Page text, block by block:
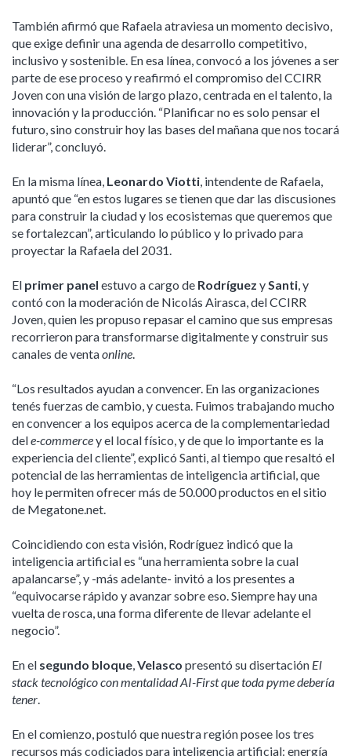
También afirmó que Rafaela atraviesa un momento decisivo,
que exige definir una agenda de desarrollo competitivo,
inclusivo y sostenible. En esa línea, convocó a los jóvenes a ser
parte de ese proceso y reafirmó el compromiso del CCIRR
Joven con una visión de largo plazo, centrada en el talento, la
innovación y la producción. “Planificar no es solo pensar el
futuro, sino construir hoy las bases del mañana que nos tocará
liderar”, concluyó.
En la misma línea, Leonardo Viotti , intendente de Rafaela,
apuntó que “en estos lugares se tienen que dar las discusiones
para construir la ciudad y los ecosistemas que queremos que
se fortalezcan”, articulando lo público y lo privado para
proyectar la Rafaela del 2031.
El primer panel estuvo a cargo de Rodríguez y Santi , y
contó con la moderación de Nicolás Airasca, del CCIRR
Joven, quien les propuso repasar el camino que sus empresas
recorrieron para transformarse digitalmente y construir sus
canales de ventaonline
“Los resultados ayudan a convencer. En las organizaciones
tenés fuerzas de cambio, y cuesta. Fuimos trabajando mucho
en convencer a los equipos acerca de la complementariedad
dele-commercey el local físico, y de que lo importante es la
experiencia del cliente”, explicó Santi, al tiempo que resaltó el
potencial de las herramientas de inteligencia artificial, que
hoy le permiten ofrecer más de 50.000 productos en el sitio
de Megatone.net.
Coincidiendo con esta visión, Rodríguez indicó que la
inteligencia artificial es “una herramienta sobre la cual
apalancarse”, y -más adelante- invitó a los presentes a
“equivocarse rápido y avanzar sobre eso. Siempre hay una
vuelta de rosca, una forma diferente de llevar adelante el
negocio”.
En el segundo bloque Velasco presentó su disertación El
stack tecnológico con mentalidad AI-First que toda pyme debería
tener
En el comienzo, postuló que nuestra región posee los tres
recursos más codiciados para inteligencia artificial: energía